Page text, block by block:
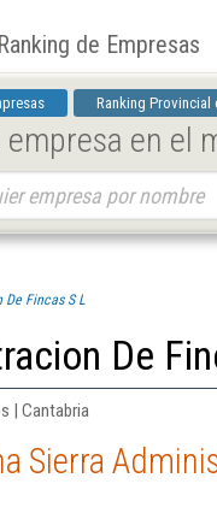
Ranking de Empresas
Ranking Provincial
en el
Fincas S L
De
| Cantabria
Sierra